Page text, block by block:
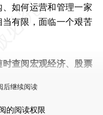
如何运营和管理一家
有限，面临一个艰苦
时查阅宏观经济、股票
后继续阅读
的阅读权限